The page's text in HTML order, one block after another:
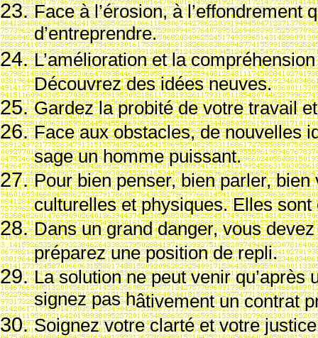
Faceà l’érosion,à l’effondrement
d’entreprendre.
L’amélioration et la compr
Découvrez des idées neuves.
Gardez la probité de votre travail
Face aux obstacles, de nouvelles
sage un homme puissant.
Pour bien penser, bien parler,
culturelles et physiques. Elles
Dans un grand danger, vous
préparez une position de repli.
La solution ne peut venir qu’après
signez pas hâtivement un contrat
Soignez votre clarté et votre